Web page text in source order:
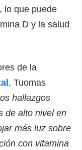
lo que puede
D y la salud
de la
, Tuomas
hallazgos
de alto nivel en
más luz sobre
con vitamina